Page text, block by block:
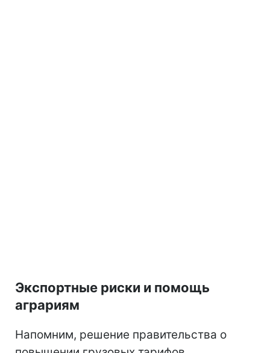
Экспортные риски и помощь
аграриям
Напомним, решение правительства о